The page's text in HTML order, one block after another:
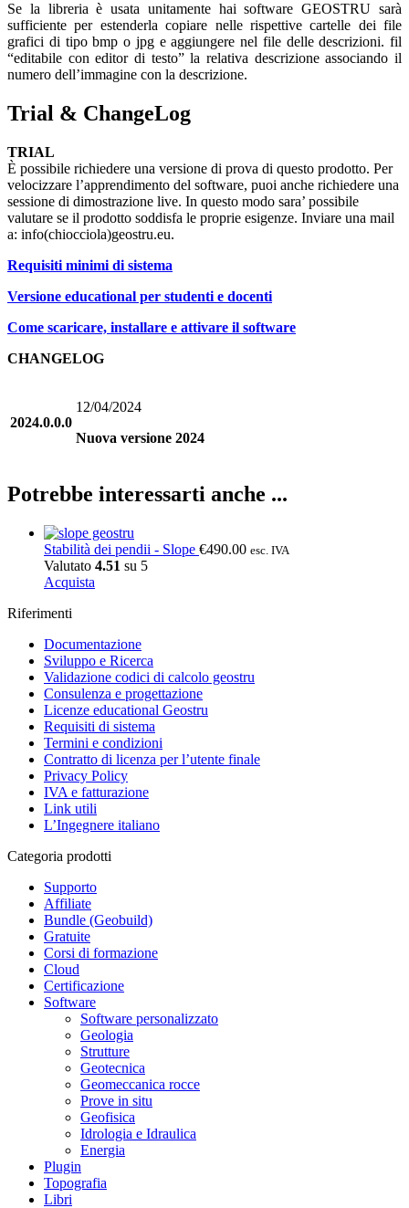
Se la libreria è usata unitamente hai software GEOSTRU sarà
sufficiente per estenderla copiare nelle rispettive cartelle dei file
grafici di tipo bmp o jpg e aggiungere nel file delle descrizioni. fil
“editabile con editor di testo” la relativa descrizione associando il
numero dell’immagine con la descrizione.
Trial & ChangeLog
TRIAL
È possibile richiedere una versione di prova di questo prodotto. Per
velocizzare l’apprendimento del software, puoi anche richiedere una
sessione di dimostrazione live. In questo modo sara’ possibile
valutare se il prodotto soddisfa le proprie esigenze. Inviare una mail
a: info(chiocciola)geostru.eu.
Requisiti minimi di sistema
Versione educational per studenti e docenti
Come scaricare, installare e attivare il software
CHANGELOG
2024.0.0.0
12/04/2024
Nuova versione 2024
Potrebbe interessarti anche ...
Stabilità dei pendii - Slope €490.00 esc. IVA
Valutato 4.51 su 5
Acquista
Riferimenti
Documentazione
Sviluppo e Ricerca
Validazione codici di calcolo geostru
Consulenza e progettazione
Licenze educational Geostru
Requisiti di sistema
Termini e condizioni
Contratto di licenza per l’utente finale
Privacy Policy
IVA e fatturazione
Link utili
L’Ingegnere italiano
Categoria prodotti
Supporto
Affiliate
Bundle (Geobuild)
Gratuite
Corsi di formazione
Cloud
Certificazione
Software
Software personalizzato
Geologia
Strutture
Geotecnica
Geomeccanica rocce
Prove in situ
Geofisica
Idrologia e Idraulica
Energia
Plugin
Topografia
Libri